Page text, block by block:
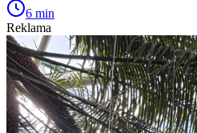
6 min
Reklama